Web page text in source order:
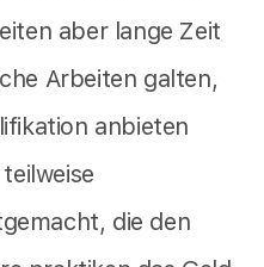
aber lange Zeit
Arbeiten galten,
anbieten
die den